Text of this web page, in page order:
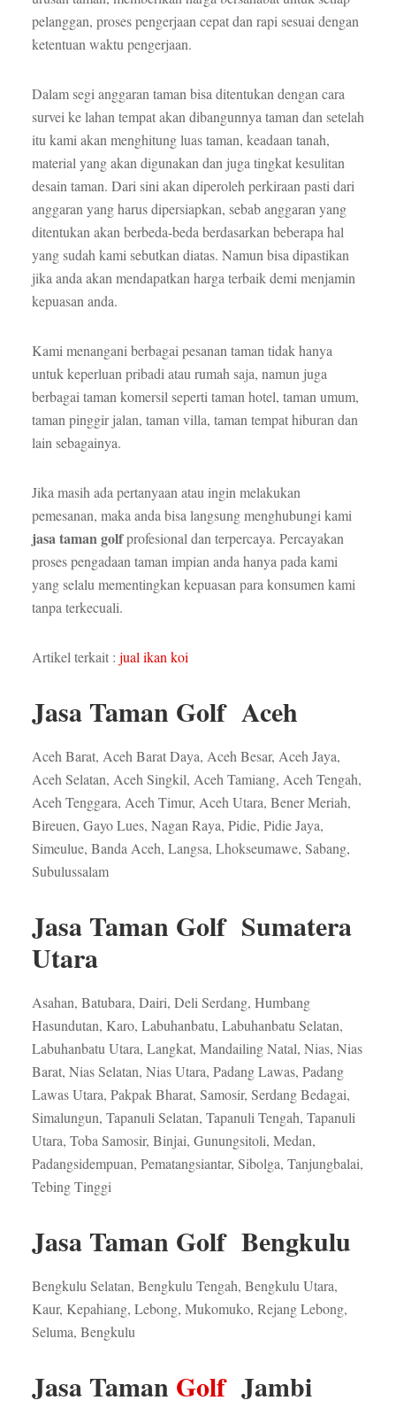
pelanggan, proses pengerjaan cepat dan rapi sesuai dengan
ketentuan waktu pengerjaan.
Dalam segi anggaran taman bisa ditentukan dengan cara
survei ke lahan tempat akan dibangunnya taman dan setelah
itu kami akan menghitung luas taman, keadaan tanah,
material yang akan digunakan dan juga tingkat kesulitan
desain taman. Dari sini akan diperoleh perkiraan pasti dari
anggaran yang harus dipersiapkan, sebab anggaran yang
ditentukan akan berbeda-beda berdasarkan beberapa hal
yang sudah kami sebutkan diatas. Namun bisa dipastikan
jika anda akan mendapatkan harga terbaik demi menjamin
kepuasan anda.
Kami menangani berbagai pesanan taman tidak hanya
untuk keperluan pribadi atau rumah saja, namun juga
berbagai taman komersil seperti taman hotel, taman umum,
taman pinggir jalan, taman villa, taman tempat hiburan dan
lain sebagainya.
Jika masih ada pertanyaan atau ingin melakukan
pemesanan, maka anda bisa langsung menghubungi kami
jasa taman golfprofesional dan terpercaya. Percayakan
proses pengadaan taman impian anda hanya pada kami
yang selalu mementingkan kepuasan para konsumen kami
tanpa terkecuali.
Artikel terkait : jual ikan koi
Jasa Taman Golf Aceh
Aceh Barat, Aceh Barat Daya, Aceh Besar, Aceh Jaya,
Aceh Selatan, Aceh Singkil, Aceh Tamiang, Aceh Tengah,
Aceh Tenggara, Aceh Timur, Aceh Utara, Bener Meriah,
Bireuen, Gayo Lues, Nagan Raya, Pidie, Pidie Jaya,
Simeulue, Banda Aceh, Langsa, Lhokseumawe, Sabang,
Subulussalam
Jasa Taman Golf Sumatera
Utara
Asahan, Batubara, Dairi, Deli Serdang, Humbang
Hasundutan, Karo, Labuhanbatu, Labuhanbatu Selatan,
Labuhanbatu Utara, Langkat, Mandailing Natal, Nias, Nias
Barat, Nias Selatan, Nias Utara, Padang Lawas, Padang
Lawas Utara, Pakpak Bharat, Samosir, Serdang Bedagai,
Simalungun, Tapanuli Selatan, Tapanuli Tengah, Tapanuli
Utara, Toba Samosir, Binjai, Gunungsitoli, Medan,
Padangsidempuan, Pematangsiantar, Sibolga, Tanjungbalai,
Tebing Tinggi
Jasa Taman Golf Bengkulu
Bengkulu Selatan, Bengkulu Tengah, Bengkulu Utara,
Kaur, Kepahiang, Lebong, Mukomuko, Rejang Lebong,
Seluma, Bengkulu
Jasa Taman GolfJambi